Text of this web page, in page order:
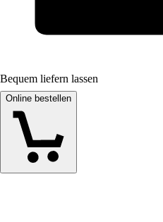
Bequem liefern lassen
Online bestellen